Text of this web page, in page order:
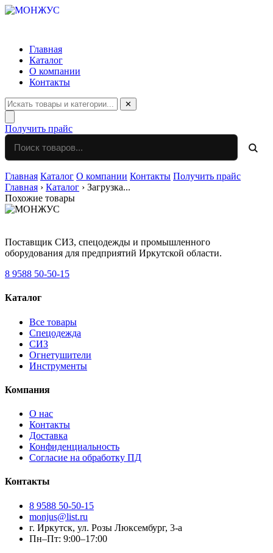
Главная
Каталог
О компании
Контакты
✕
Получить прайс
Главная Каталог О компании Контакты Получить прайс
Главная › Каталог › Загрузка...
Похожие товары
Поставщик СИЗ, спецодежды и промышленного
оборудования для предприятий Иркутской области.
8 9588 50-50-15
Каталог
Все товары
Спецодежда
СИЗ
Огнетушители
Инструменты
Компания
О нас
Контакты
Доставка
Конфиденциальность
Согласие на обработку ПД
Контакты
8 9588 50-50-15
monjus@list.ru
г. Иркутск, ул. Розы Люксембург, 3-а
Пн–Пт: 9:00–17:00